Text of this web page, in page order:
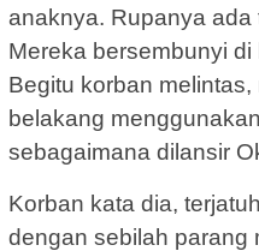
anaknya. Rupanya ada
Mereka bersembunyi
Begitu korban
belakang
sebagaimana dilansir
Korban kata dia,
dengan sebilah parang